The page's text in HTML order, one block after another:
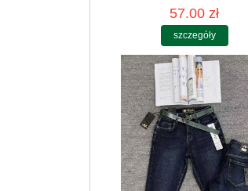
57.00 zł
szczegóły